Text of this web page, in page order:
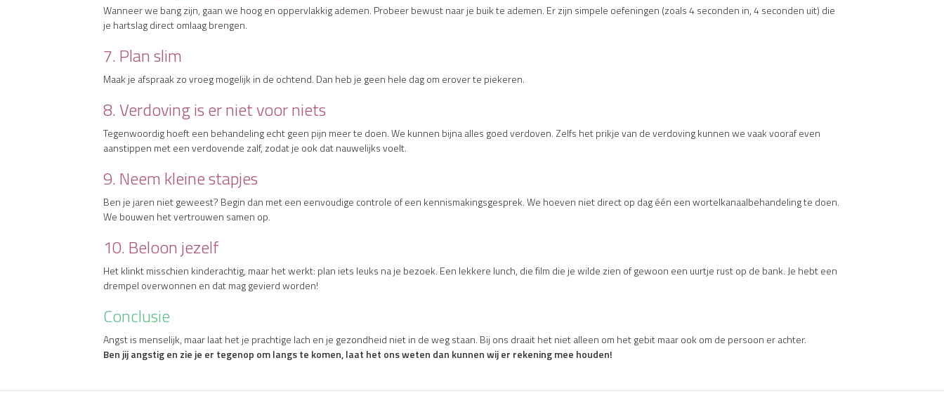
Wanneer we bang zijn, gaan we hoog en oppervlakkig ademen. Probeer bewust naar je buik te ademen. Er zijn simpele oefeningen (zoals 4 seconden in, 4 seconden uit) die
je hartslag direct omlaag brengen.
7. Plan slim
Maak je afspraak zo vroeg mogelijk in de ochtend. Dan heb je geen hele dag om erover te piekeren.
8. Verdoving is er niet voor niets
Tegenwoordig hoeft een behandeling echt geen pijn meer te doen. We kunnen bijna alles goed verdoven. Zelfs het prikje van de verdoving kunnen we vaak vooraf even
aanstippen met een verdovende zalf, zodat je ook dat nauwelijks voelt.
9. Neem kleine stapjes
Ben je jaren niet geweest? Begin dan met een eenvoudige controle of een kennismakingsgesprek. We hoeven niet direct op dag één een wortelkanaalbehandeling te doen.
We bouwen het vertrouwen samen op.
10. Beloon jezelf
Het klinkt misschien kinderachtig, maar het werkt: plan iets leuks na je bezoek. Een lekkere lunch, die film die je wilde zien of gewoon een uurtje rust op de bank. Je hebt een
drempel overwonnen en dat mag gevierd worden!
Conclusie
Angst is menselijk, maar laat het je prachtige lach en je gezondheid niet in de weg staan. Bij ons draait het niet alleen om het gebit maar ook om de persoon er achter.
Ben jij angstig en zie je er tegenop om langs te komen, laat het ons weten dan kunnen wij er rekening mee houden!